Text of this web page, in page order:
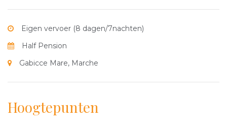
Eigen vervoer (8 dagen/7nachten)
Half Pension
Gabicce Mare, Marche
Hoogtepunten